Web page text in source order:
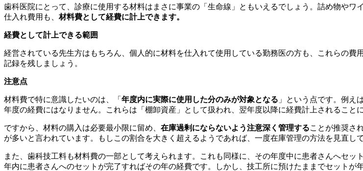
歯科医院にとって、診療に使用する材料はまさに事業の「生命線」ともいえるでしょう。詰め物や
仕入れ費用も、材料費として経費に計上できます。
経費として計上できる範囲
経営されている先生方はもちろん、個人的に材料を仕入れて使用している勤務医の方も、これらの
記録を残しましょう。
注意点
材料費で特に意識したいのは、「 年度内に実際に使用した分のみが対象となる 」という点です。例え
年度の経費にはなりません。これらは「棚卸資産」として扱われ、翌年度以降に経費計上されることに
ですから、材料の購入は必要最小限に留め、 在庫過剰にならないよう注意深く管理することが推奨さ
が多いと言われています。もしこの割合を大きく超えるようであれば、一度在庫管理の方法を見直し
また、歯科技工料も材料費の一部として考えられます。これも同様に、その年度中に患者さんへセ
年内に患者さんへのセットが完了すればその年の経費です。しかし、技工所に預けたままでセット